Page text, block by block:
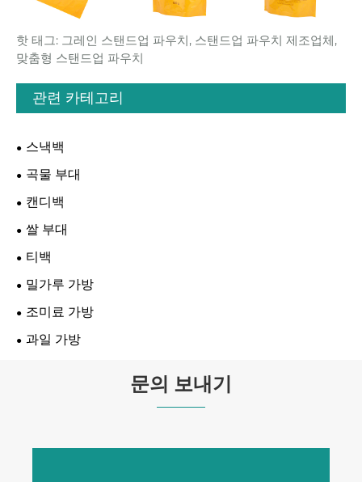
핫 태그: 그레인 스탠드업 파우치, 스탠드업 파우치 제조업체,
맞춤형 스탠드업 파우치
관련 카테고리
스낵백
곡물 부대
캔디백
쌀 부대
티백
밀가루 가방
조미료 가방
과일 가방
문의 보내기